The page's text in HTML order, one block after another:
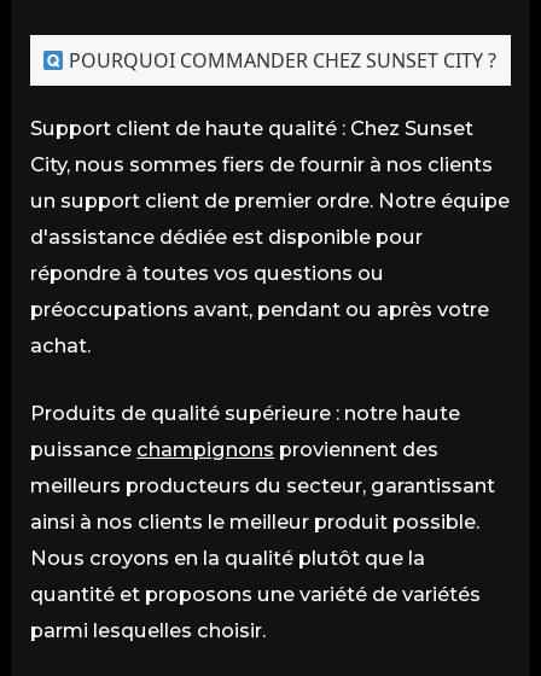
POURQUOI COMMANDER CHEZ SUNSET CITY ?
Support client de haute qualité : Chez Sunset
City, nous sommes fiers de fournir à nos clients
un support client de premier ordre. Notre équipe
d'assistance dédiée est disponible pour
répondre à toutes vos questions ou
préoccupations avant, pendant ou après votre
achat.
Produits de qualité supérieure : notre haute
puissance champignons proviennent des
meilleurs producteurs du secteur, garantissant
ainsi à nos clients le meilleur produit possible.
Nous croyons en la qualité plutôt que la
quantité et proposons une variété de variétés
parmi lesquelles choisir.